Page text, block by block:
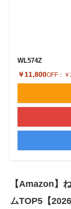
WL574Z
￥11,800OFF：
【Amazon】
ムTOP5【